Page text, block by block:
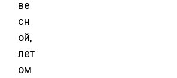
ве
сн
ой,
лет
ом